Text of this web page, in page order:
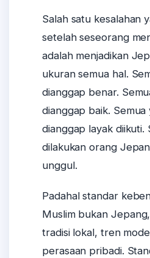
Salah satu kesalahan
setelah seseorang
adalah menjadikan
ukuran semua hal.
dianggap benar.
dianggap baik.
dianggap layak diikuti.
dilakukan orang
unggul.
Padahal standar
Muslim bukan
tradisi lokal, tren
perasaan pribadi.